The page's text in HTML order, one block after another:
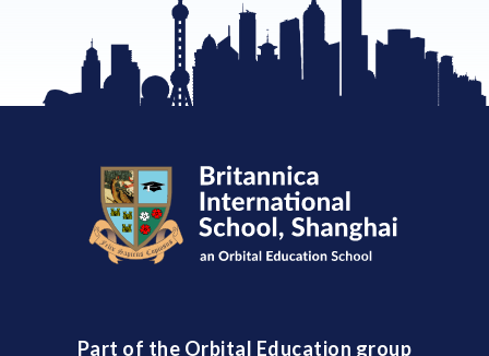
Part of the Orbital Education group